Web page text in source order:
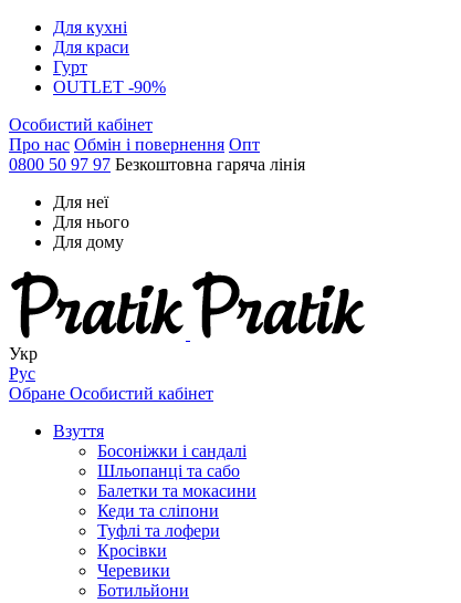
Для кухні
Для краси
Гурт
OUTLET -90%
Особистий кабінет
Про нас Обмін і повернення Опт
0800 50 97 97 Безкоштовна гаряча лінія
Для неї
Для нього
Для дому
Укр
Рус
Обране Особистий кабінет
Взуття
Босоніжки і сандалі
Шльопанці та сабо
Балетки та мокасини
Кеди та сліпони
Туфлі та лофери
Кросівки
Черевики
Ботильйони